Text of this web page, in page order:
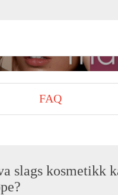
FAQ
slags kosmetikk